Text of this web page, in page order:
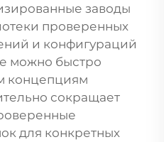
заводы
проверенных
и конфигураций
можно быстро
концепциям
сокращает
для конкретных